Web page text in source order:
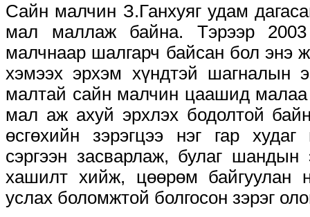
Сайн малчин З.Ганхуяг удам
мал маллаж байна. Тэрээр
малчнаар шалгарч байсан бол энэ
хэмээх эрхэм хүндтэй шагналын
малтай сайн малчин цаашид
мал аж ахуй эрхлэх бодолтой
өсгөхийн зэрэгцээ нэг гар
сэргээн засварлаж, булаг
хашилт хийж, цөөрөм байгуулан
услах боломжтой болгосон зэрэг